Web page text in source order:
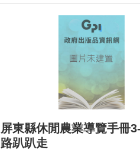
屏東縣休閒農業導覽手冊
路趴趴走